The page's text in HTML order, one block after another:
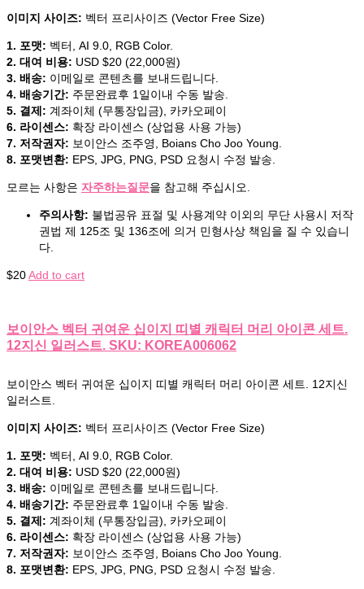
이미지 사이즈: 벡터 프리사이즈 (Vector Free Size)
1. 포맷: 벡터, AI 9.0, RGB Color.
2. 대여 비용: USD $20 (22,000원)
3. 배송: 이메일로 콘텐츠를 보내드립니다.
4. 배송기간: 주문완료후 1일이내 수동 발송.
5. 결제: 계좌이체 (무통장입금), 카카오페이
6. 라이센스: 확장 라이센스 (상업용 사용 가능)
7. 저작권자: 보이안스 조주영, Boians Cho Joo Young.
8. 포맷변환: EPS, JPG, PNG, PSD 요청시 수정 발송.
모르는 사항은 자주하는질문을 참고해 주십시오.
주의사항: 불법공유 표절 및 사용계약 이외의 무단 사용시 저작
권법 제 125조 및 136조에 의거 민형사상 책임을 질 수 있습니
다.
$20Add to cart
보이안스 벡터 귀여운 십이지 띠별 캐릭터 머리 아이콘 세트.
12지신 일러스트. SKU: KOREA006062
보이안스 벡터 귀여운 십이지 띠별 캐릭터 머리 아이콘 세트. 12지신
일러스트.
이미지 사이즈: 벡터 프리사이즈 (Vector Free Size)
1. 포맷: 벡터, AI 9.0, RGB Color.
2. 대여 비용: USD $20 (22,000원)
3. 배송: 이메일로 콘텐츠를 보내드립니다.
4. 배송기간: 주문완료후 1일이내 수동 발송.
5. 결제: 계좌이체 (무통장입금), 카카오페이
6. 라이센스: 확장 라이센스 (상업용 사용 가능)
7. 저작권자: 보이안스 조주영, Boians Cho Joo Young.
8. 포맷변환: EPS, JPG, PNG, PSD 요청시 수정 발송.